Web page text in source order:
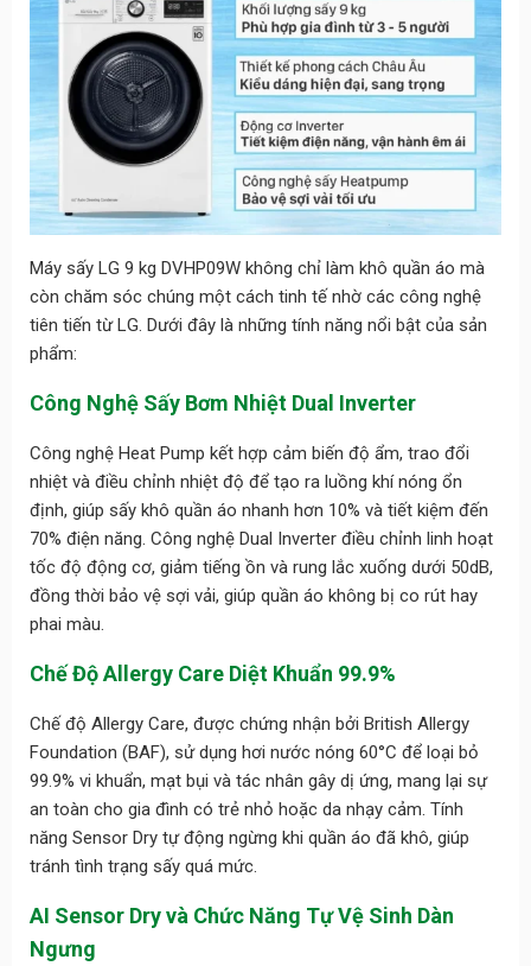
Máy sấy LG 9 kg DVHP09W không chỉ làm khô quần áo mà
còn chăm sóc chúng một cách tinh tế nhờ các công nghệ
tiên tiến từ LG. Dưới đây là những tính năng nổi bật của sản
phẩm:
Công Nghệ Sấy Bơm Nhiệt Dual Inverter
Công nghệ Heat Pump kết hợp cảm biến độ ẩm, trao đổi
nhiệt và điều chỉnh nhiệt độ để tạo ra luồng khí nóng ổn
định, giúp sấy khô quần áo nhanh hơn 10% và tiết kiệm đến
70% điện năng. Công nghệ Dual Inverter điều chỉnh linh hoạt
tốc độ động cơ, giảm tiếng ồn và rung lắc xuống dưới 50dB,
đồng thời bảo vệ sợi vải, giúp quần áo không bị co rút hay
phai màu.
Chế Độ Allergy Care Diệt Khuẩn 99.9%
Chế độ Allergy Care, được chứng nhận bởi British Allergy
Foundation (BAF), sử dụng hơi nước nóng 60°C để loại bỏ
99.9% vi khuẩn, mạt bụi và tác nhân gây dị ứng, mang lại sự
an toàn cho gia đình có trẻ nhỏ hoặc da nhạy cảm. Tính
năng Sensor Dry tự động ngừng khi quần áo đã khô, giúp
tránh tình trạng sấy quá mức.
AI Sensor Dry và Chức Năng Tự Vệ Sinh Dàn
Ngưng